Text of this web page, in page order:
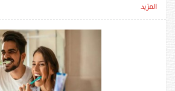
المزيد